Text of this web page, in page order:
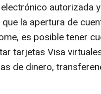
autorizada
la apertura de
es posible tener
tarjetas Visa
de dinero,